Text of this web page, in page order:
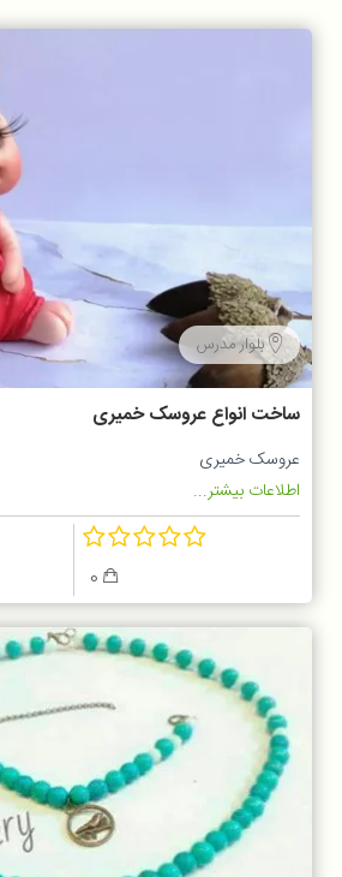
بلوار مدرس
ساخت انواع عروسک خمیری
عروسک خمیری
اطلاعات بیشتر...